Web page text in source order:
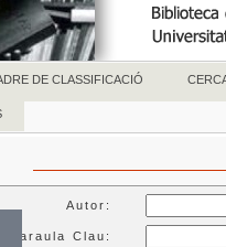
DE CLASSIFICACIÓ
Autor:
Paraula Clau: